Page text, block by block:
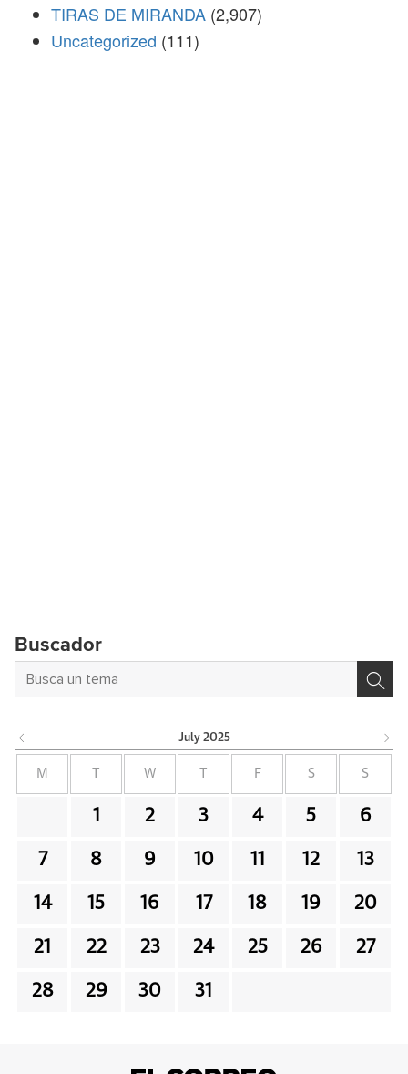
TIRAS DE MIRANDA (2,907)
Uncategorized (111)
Buscador
July 2025
M W F S S
1 2 3 4 5 6
7 8 9 10 11 12 13
14 15 16 17 18 19 20
21 22 23 24 25 26 27
28 29 30 31